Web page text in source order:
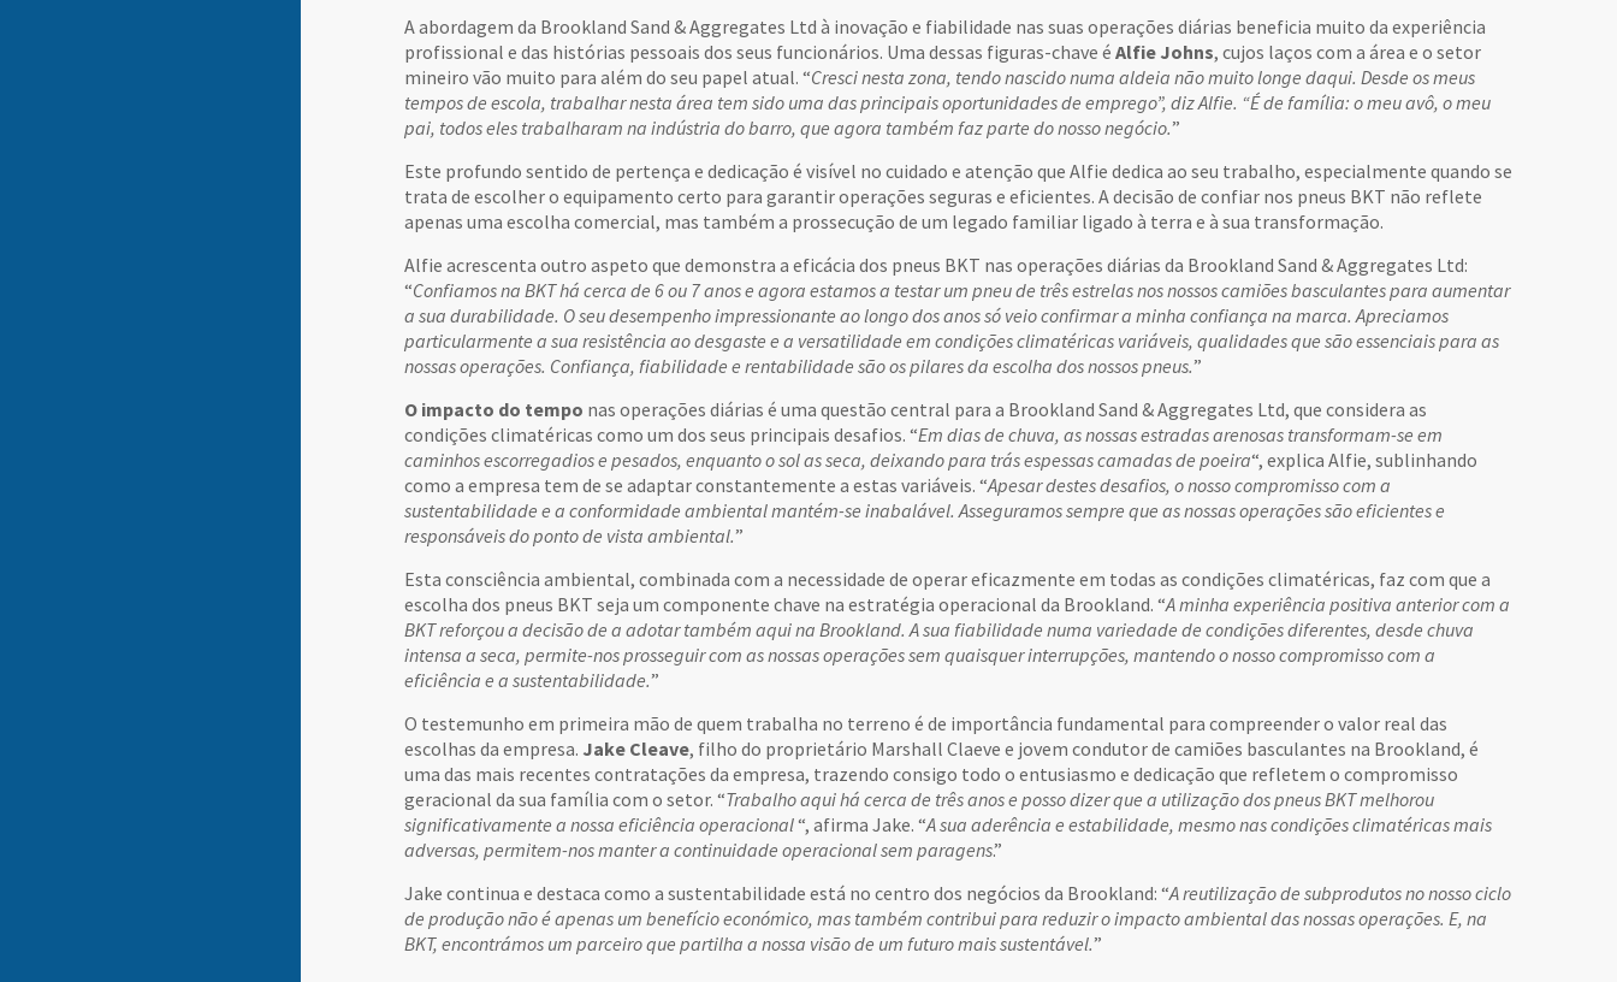
A abordagem da Brookland Sand & Aggregates Ltd à inovação e fiabilidade nas suas operações diárias beneficia muito da experiência
profissional e das histórias pessoais dos seus funcionários. Uma dessas figuras-chave éAlfie Johns, cujos laços com a área e o setor
mineiro vão muito para além do seu papel atual. “Cresci nesta zona, tendo nascido numa aldeia não muito longe daqui. Desde os meus
tempos de escola, trabalhar nesta área tem sido uma das principais oportunidades de emprego”, diz Alfie. “É de família: o meu avô, o meu
pai, todos eles trabalharam na indústria do barro, que agora também faz parte do nosso negócio.”
Este profundo sentido de pertença e dedicação é visível no cuidado e atenção que Alfie dedica ao seu trabalho, especialmente quando se
trata de escolher o equipamento certo para garantir operações seguras e eficientes. A decisão de confiar nos pneus BKT não reflete
apenas uma escolha comercial, mas também a prossecução de um legado familiar ligado à terra e à sua transformação.
Alfie acrescenta outro aspeto que demonstra a eficácia dos pneus BKT nas operações diárias da Brookland Sand & Aggregates Ltd:
“Confiamos na BKT há cerca de 6 ou 7 anos e agora estamos a testar um pneu de três estrelas nos nossos camiões basculantes para aumentar
a sua durabilidade. O seu desempenho impressionante ao longo dos anos só veio confirmar a minha confiança na marca. Apreciamos
particularmente a sua resistência ao desgaste e a versatilidade em condições climatéricas variáveis, qualidades que são essenciais para as
nossas operações. Confiança, fiabilidade e rentabilidade são os pilares da escolha dos nossos pneus.”
O impacto do tempo nas operações diárias é uma questão central para a Brookland Sand & Aggregates Ltd, que considera as
condições climatéricas como um dos seus principais desafios. “Em dias de chuva, as nossas estradas arenosas transformam-se em
caminhos escorregadios e pesados, enquanto o sol as seca, deixando para trás espessas camadas de poeira“, explica Alfie, sublinhando
como a empresa tem de se adaptar constantemente a estas variáveis. “Apesar destes desafios, o nosso compromisso com a
sustentabilidade e a conformidade ambiental mantém-se inabalável. Asseguramos sempre que as nossas operações são eficientes e
responsáveis do ponto de vista ambiental.”
Esta consciência ambiental, combinada com a necessidade de operar eficazmente em todas as condições climatéricas, faz com que a
escolha dos pneus BKT seja um componente chave na estratégia operacional da Brookland. “A minha experiência positiva anterior com a
BKT reforçou a decisão de a adotar também aqui na Brookland. A sua fiabilidade numa variedade de condições diferentes, desde chuva
intensa a seca, permite-nos prosseguir com as nossas operações sem quaisquer interrupções, mantendo o nosso compromisso com a
eficiência e a sustentabilidade.”
O testemunho em primeira mão de quem trabalha no terreno é de importância fundamental para compreender o valor real das
escolhas da empresa. Jake Cleave, filho do proprietário Marshall Claeve e jovem condutor de camiões basculantes na Brookland, é
uma das mais recentes contratações da empresa, trazendo consigo todo o entusiasmo e dedicação que refletem o compromisso
geracional da sua família com o setor. “Trabalho aqui há cerca de três anos e posso dizer que a utilização dos pneus BKT melhorou
significativamente a nossa eficiência operacional“, afirma Jake. “A sua aderência e estabilidade, mesmo nas condições climatéricas mais
adversas, permitem-nos manter a continuidade operacional sem paragens.”
Jake continua e destaca como a sustentabilidade está no centro dos negócios da Brookland: “A reutilização de subprodutos no nosso ciclo
de produção não é apenas um benefício económico, mas também contribui para reduzir o impacto ambiental das nossas operações. E, na
BKT, encontrámos um parceiro que partilha a nossa visão de um futuro mais sustentável.”